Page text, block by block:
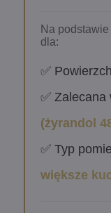
Na
dla:
✅
✅ Zalecana
(żyrandol
✅ Typ
większe